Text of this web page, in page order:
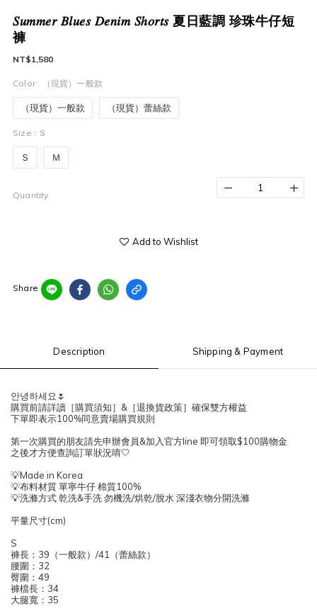
𝑆𝑢𝑚𝑚𝑒𝑟 𝐵𝑙𝑢𝑒𝑠 𝐷𝑒𝑛𝑖𝑚 𝑆ℎ𝑜𝑟𝑡𝑠 夏日藍調 珍珠牛仔短
褲
NT$1,580
Color : （現貨）一般款
（現貨）一般款 （現貨）蕾絲款
Size : Ｓ
Ｓ Ｍ
Quantity
Add to Wishlist
Share
Description Shipping & Payment
안녕하세요🌷
購買前請詳讀［購買須知］&［退換貨政策］確保雙方權益
下單即表示100%同意賣場購買規則
第一次購買的朋友請先申辦會員&加入官方line 即可領取$100購物金
之後才方便查詢訂單狀況唷🤍
💡Made in Korea
💡布料材質 單寧牛仔 棉質100%
💡洗滌方式 乾洗&手洗 勿機洗/烘乾/脫水 深淺衣物分開洗滌
平量尺寸(cm)
S
褲長：39（一般款）/41（蕾絲款）
腰圍：32
臀圍：49
褲檔長：34
大腿寬：35